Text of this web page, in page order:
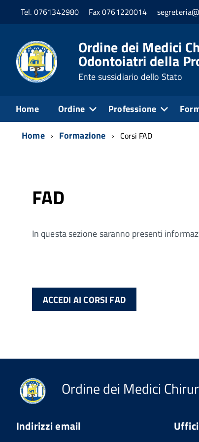
Tel. 0761342980 Fax 0761220014
Ordine dei Medici
Odontoiatri della
Ente sussidiario dello Stato
Home Ordine Professione
Home
Formazione Corsi FAD
FAD
In questa sezione saranno presenti
ACCEDI AI CORSI FAD
Ordine dei Medici
Indirizzi email Uffici